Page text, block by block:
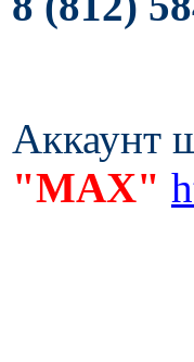
Аккаунт
"МАХ"